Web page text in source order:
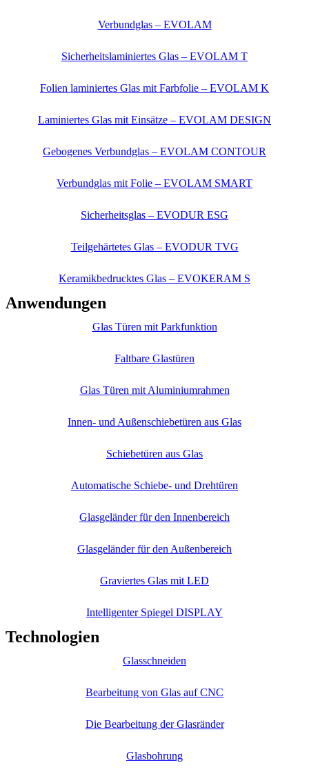
Verbundglas – EVOLAM
Sicherheitslaminiertes Glas – EVOLAM T
Folien laminiertes Glas mit Farbfolie – EVOLAM K
Laminiertes Glas mit Einsätze – EVOLAM DESIGN
Gebogenes Verbundglas – EVOLAM CONTOUR
Verbundglas mit Folie – EVOLAM SMART
Sicherheitsglas – EVODUR ESG
Teilgehärtetes Glas – EVODUR TVG
Keramikbedrucktes Glas – EVOKERAM S
Anwendungen
Glas Türen mit Parkfunktion
Faltbare Glastüren
Glas Türen mit Aluminiumrahmen
Innen- und Außenschiebetüren aus Glas
Schiebetüren aus Glas
Automatische Schiebe- und Drehtüren
Glasgeländer für den Innenbereich
Glasgeländer für den Außenbereich
Graviertes Glas mit LED
Intelligenter Spiegel DISPLAY
Technologien
Glasschneiden
Bearbeitung von Glas auf CNC
Die Bearbeitung der Glasränder
Glasbohrung